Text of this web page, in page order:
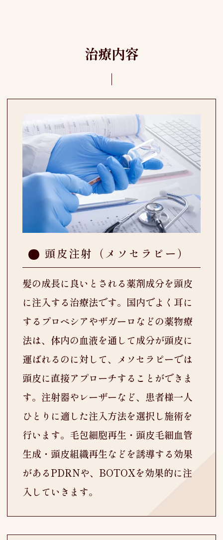
治療内容
頭皮注射（メソセラピー）
髪の成長に良いとされる薬剤成分を頭皮
に注入する治療法です。国内でよく耳に
するプロペシアやザガーロなどの薬物療
法は、体内の血液を通して成分が頭皮に
運ばれるのに対して、メソセラピーでは
頭皮に直接アプローチすることができま
す。注射器やレーザーなど、患者様一人
ひとりに適した注入方法を選択し施術を
行います。毛包細胞再生・頭皮毛細血管
生成・頭皮組織再生などを誘導する効果
があるPDRNや、BOTOXを効果的に注
入していきます。